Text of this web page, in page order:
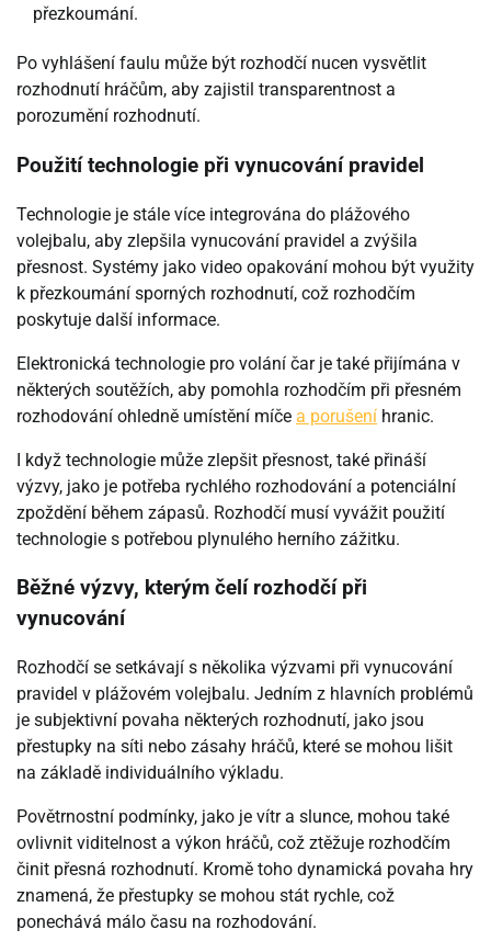
přezkoumání.
Po vyhlášení faulu může být rozhodčí nucen vysvětlit
rozhodnutí hráčům, aby zajistil transparentnost a
porozumění rozhodnutí.
Použití technologie při vynucování pravidel
Technologie je stále více integrována do plážového
volejbalu, aby zlepšila vynucování pravidel a zvýšila
přesnost. Systémy jako video opakování mohou být využity
k přezkoumání sporných rozhodnutí, což rozhodčím
poskytuje další informace.
Elektronická technologie pro volání čar je také přijímána v
některých soutěžích, aby pomohla rozhodčím při přesném
rozhodování ohledně umístění míče a porušení hranic.
I když technologie může zlepšit přesnost, také přináší
výzvy, jako je potřeba rychlého rozhodování a potenciální
zpoždění během zápasů. Rozhodčí musí vyvážit použití
technologie s potřebou plynulého herního zážitku.
Běžné výzvy, kterým čelí rozhodčí při
vynucování
Rozhodčí se setkávají s několika výzvami při vynucování
pravidel v plážovém volejbalu. Jedním z hlavních problémů
je subjektivní povaha některých rozhodnutí, jako jsou
přestupky na síti nebo zásahy hráčů, které se mohou lišit
na základě individuálního výkladu.
Povětrnostní podmínky, jako je vítr a slunce, mohou také
ovlivnit viditelnost a výkon hráčů, což ztěžuje rozhodčím
činit přesná rozhodnutí. Kromě toho dynamická povaha hry
znamená, že přestupky se mohou stát rychle, což
ponechává málo času na rozhodování.